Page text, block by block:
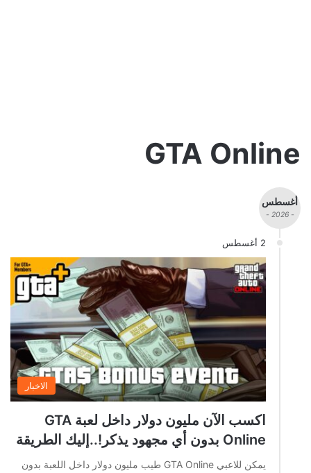
GTA Online
أغسطس
- 2026 -
2 أغسطس
الاخبار
اكسب الآن مليون دولار داخل لعبة GTA
Online بدون أي مجهود يذكر!..إليك الطريقة
يمكن للاعبي GTA Online طيب مليون دولار داخل اللعبة بدون